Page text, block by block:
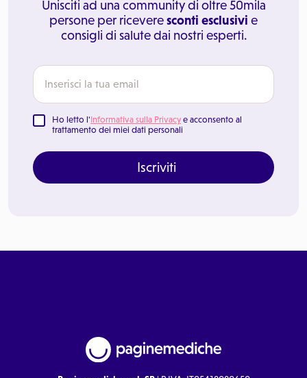
Unisciti ad una community di oltre 50mila
persone per riceveresconti esclusivi e
consigli di salute dai nostri esperti.
Ho letto l'Informativa sulla Privacy e acconsento al
trattamento dei miei dati personali
Iscriviti